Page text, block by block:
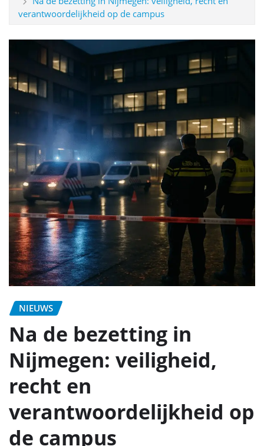
verantwoordelijkheid op de campus
NIEUWS
Na de bezetting in
Nijmegen: veiligheid,
recht en
verantwoordelijkheid op
de campus